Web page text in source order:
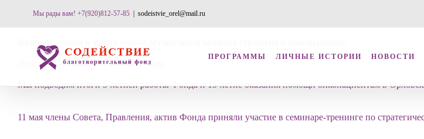
to
Мы рады вам! +7(920)812-57-85 sodeistvie_orel@mail.ru
ПРОГРАММЫ ЛИЧНЫЕ ИСТОРИИ НОВОСТИ
Этот год — важный в жизни Фонда:
Мы подводим итоги 5-летней работы Фонда и 15-летие оказания помощи онкопациентам в
11 мая члены Совета, Правления, актив Фонда приняли участие в семинаре-тренинге по